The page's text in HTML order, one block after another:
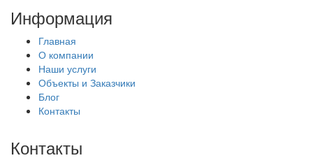
Информация
Главная
О компании
Наши услуги
Объекты и Заказчики
Блог
Контакты
Контакты